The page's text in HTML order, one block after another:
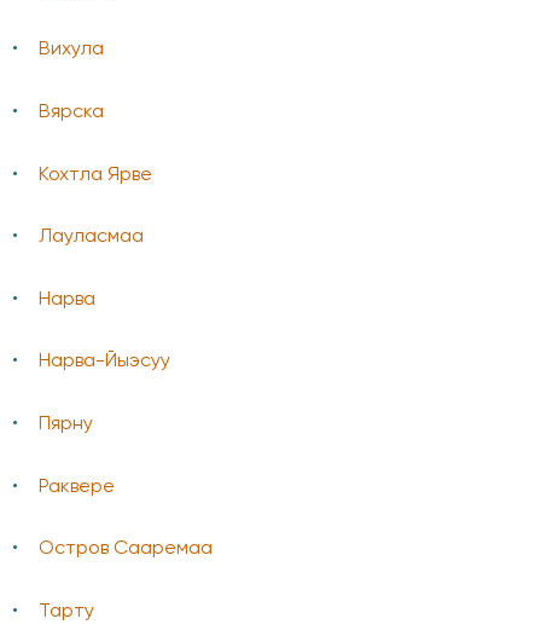
Вихула
Вярска
Кохтла Ярве
Лауласмаа
Нарва
Нарва-Йыэсуу
Пярну
Раквере
Остров Сааремаа
Тарту